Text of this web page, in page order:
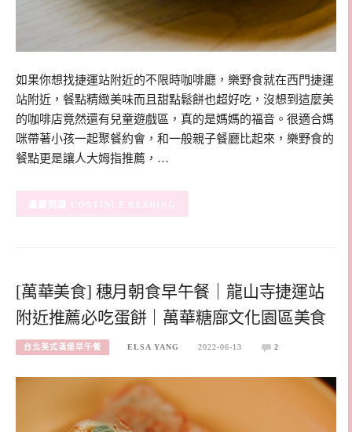
如果你想找捷運站附近的不限時咖啡廳，樂野食就在西門捷運
站附近，餐點精緻美味而且甜點鬆餅也超好吃，沒想到這麼美
的咖啡店竟然還有兒童遊戲區，真的是媽媽的福音。很適合媽
咪帶著小孩一起聚餐約會，和一般親子餐廳比起來，樂野食的
餐點更是讓人大姆指推薦，…
CONTINUE READING
[萬華美食] 穗月朝食早午餐｜龍山寺捷運站
附近推薦必吃蛋餅｜萬華糖廍文化園區美食
台北美式漢堡早午餐 ELSA YANG 2022-06-13 2